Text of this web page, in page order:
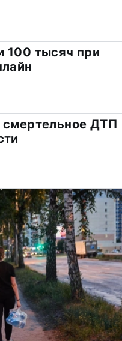
100 тысяч при
смертельное ДТП